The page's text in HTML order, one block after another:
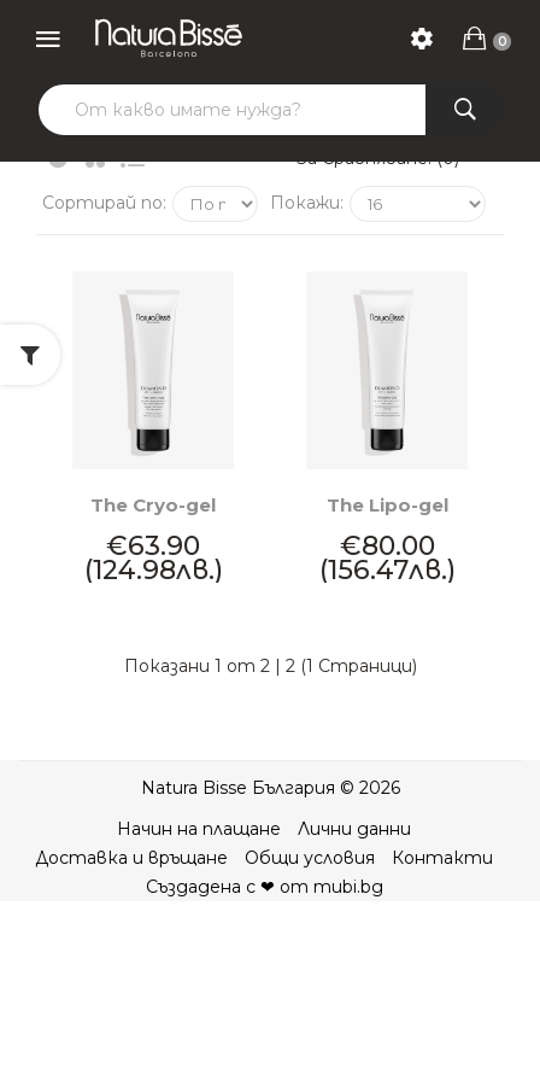
0
За Сравняване: (0)
Сортирай по: Покажи:
The Cryo-gel
€63.90
(124.98лв.)
The Lipo-gel
€80.00
(156.47лв.)
Показани 1 от 2 | 2 (1 Страници)
Natura Bisse България © 2026
Начин на плащане
Лични данни
Доставка и връщане
Общи условия
Контакти
Създадена с ❤ от mubi.bg